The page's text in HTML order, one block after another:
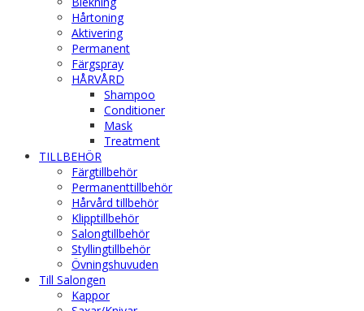
Hårtoning
Aktivering
Permanent
Färgspray
HÅRVÅRD
Shampoo
Conditioner
Mask
Treatment
TILLBEHÖR
Färgtillbehör
Permanenttillbehör
Hårvård tillbehör
Klipptillbehör
Salongtillbehör
Styllingtillbehör
Övningshuvuden
Till Salongen
Kappor